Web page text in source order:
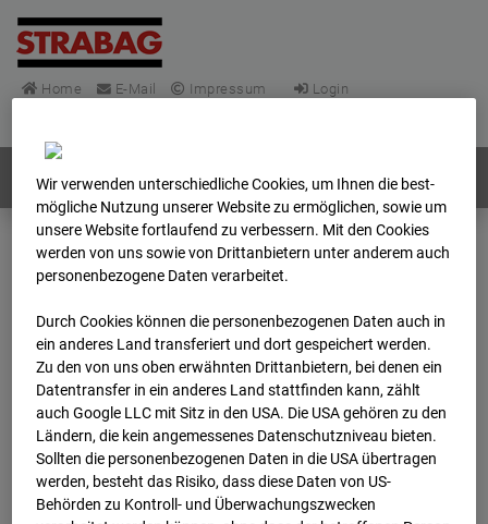
Home E-Mail Impressum
Login
Webcams: Alle Länder
Deutschland
Archiv
2026 06 01 07:45
BC-148 - BV-Frankfurt
EÜ Isenburger
Schneise (Cam 1)
Wir verwenden unterschiedliche Cookies, um Ihnen die best­
mögliche Nutzung unserer Website zu ermöglichen, sowie um
unsere Website fortlaufend zu verbessern. Mit den Cookies
werden von uns sowie von Drittanbietern unter anderem auch
personenbezogene Daten verarbeitet.
Durch Cookies können die personenbezogenen Daten auch in
ein anderes Land transferiert und dort gespeichert werden.
Zu den von uns oben erwähnten Drittanbietern, bei denen ein
Datentransfer in ein anderes Land stattfinden kann, zählt
auch Google LLC mit Sitz in den USA. Die USA gehören zu den
Ländern, die kein angemessenes Datenschutzniveau bieten.
Sollten die personenbezogenen Daten in die USA übertragen
werden, besteht das Risiko, dass diese Daten von US-
Behörden zu Kontroll- und Überwachungszwecken